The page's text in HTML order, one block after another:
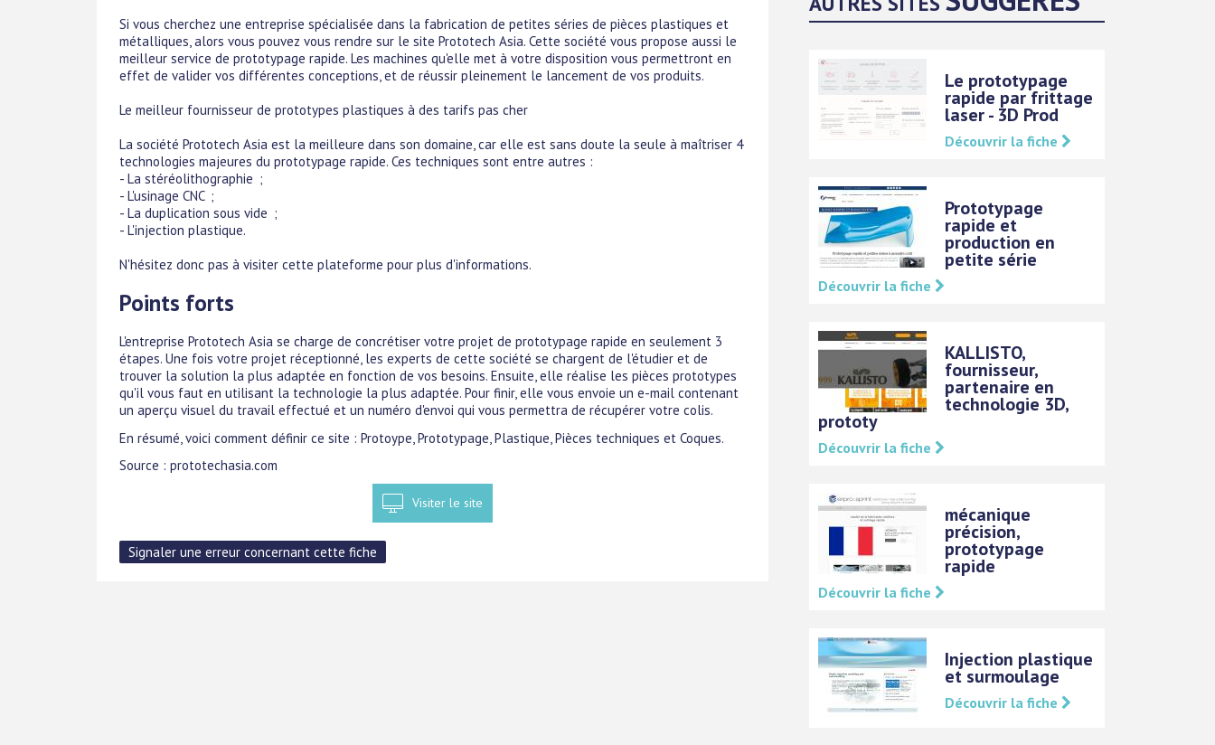
Si vous cherchez une entreprise spécialisée dans la fabrication de petites séries de pièces plastiques et
métalliques, alors vous pouvez vous rendre sur le site Prototech Asia. Cette société vous propose aussi le
meilleur service de prototypage rapide. Les machines qu'elle met à votre disposition vous permettront en
effet de valider vos différentes conceptions, et de réussir pleinement le lancement de vos produits.
Le meilleur fournisseur de prototypes plastiques à des tarifs pas cher
La société Prototech Asia est la meilleure dans son domaine, car elle est sans doute la seule à maîtriser 4
technologies majeures du prototypage rapide. Ces techniques sont entre autres :
- La stéréolithographie ;
- L'usinage CNC ;
- La duplication sous vide ;
- L'injection plastique.
N'hésitez donc pas à visiter cette plateforme pour plus d'informations.
Points forts
L'entreprise Prototech Asia se charge de concrétiser votre projet de prototypage rapide en seulement 3
étapes. Une fois votre projet réceptionné, les experts de cette société se chargent de l'étudier et de
trouver la solution la plus adaptée en fonction de vos besoins. Ensuite, elle réalise les pièces prototypes
qu'il vous faut en utilisant la technologie la plus adaptée. Pour finir, elle vous envoie un e-mail contenant
un aperçu visuel du travail effectué et un numéro d'envoi qui vous permettra de récupérer votre colis.
En résumé, voici comment définir ce site : Protoype, Prototypage, Plastique, Pièces techniques et Coques.
Source : prototechasia.com
Visiter le site
Le prototypage
rapide par frittage
laser - 3D Prod
Découvrir la fiche
Prototypage
rapide et
production en
petite série
Découvrir la fiche
KALLISTO,
fournisseur,
partenaire en
technologie 3D,
prototy
Découvrir la fiche
mécanique
précision,
prototypage
rapide
Découvrir la fiche
Injection plastique
et surmoulage
Découvrir la fiche